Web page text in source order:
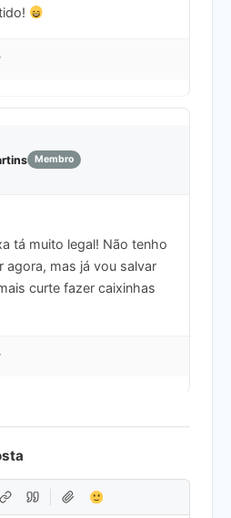
Membro
tá muito legal! Não tenho
agora, mas já vou salvar
curte fazer caixinhas